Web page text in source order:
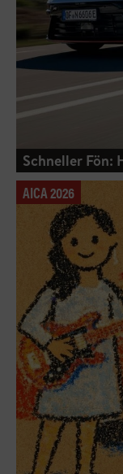
Schneller Fön:
AICA 2026